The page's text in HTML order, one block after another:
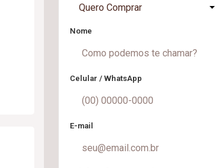
Quero Comprar
Nome
Celular / WhatsApp
E-mail